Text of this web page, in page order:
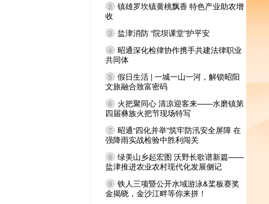
2 镇雄罗坎镇黄桃飘香 特色产业助农增
收
3 盐津消防 “院坝课堂”护平安
4
昭通深化检律协作携手共建法律职业
共同体
5 假日生活 | 一城一山一河，解锁昭阳
文旅融合致富密码
6
火把聚同心 清凉迎客来——水磨镇第
四届彝族火把节现场特写
7
昭通“四化并举”筑牢防汛安全屏障 在
强降雨实战检验中胜利闯关
8 绿美山乡起宏图 沃野长歌谱新篇——
盐津推进农业农村现代化发展侧记
9 铁人三项暨公开水域游泳&桨板赛奖
金揭晓，金沙江畔等你来拼！